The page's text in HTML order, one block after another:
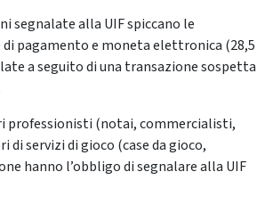
segnalate alla UIF spiccano le
pagamento e moneta elettronica (28,5
a seguito di una transazione sospetta
professionisti (notai, commercialisti,
servizi di gioco (case da gioco,
hanno l’obbligo di segnalare alla UIF